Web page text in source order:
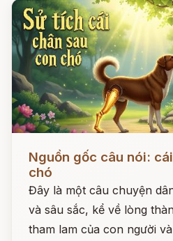
Đọc ngay
Nguồn gốc câu nói:
chó
Đây là một câu chuyện
và sâu sắc, kể về lòng
tham lam của con người